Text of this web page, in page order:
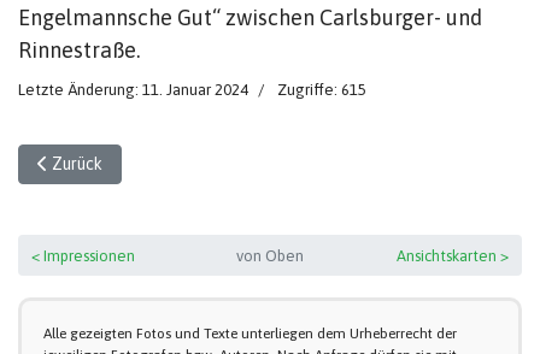
Engelmannsche Gut“ zwischen Carlsburger- und
Rinnestraße.
Letzte Änderung: 11. Januar 2024 Zugriffe: 615
Vorheriger Beitrag: Luftaufnahme von Sundhausen (6)
Zurück
< Impressionen von Oben Ansichtskarten >
Alle gezeigten Fotos und Texte unterliegen dem Urheberrecht der